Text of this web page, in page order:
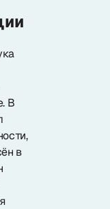
В
в